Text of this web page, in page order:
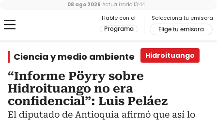
Hable con el
Programa
Selecciona tu emisora
Elige tu emisora
08 ago 2026 Actualizado 13:44
Ciencia y medio ambiente Hidroituango
“Informe Pöyry sobre
Hidroituango no era
confidencial”: Luis Peláez
El diputado de Antioquia afirmó que así lo